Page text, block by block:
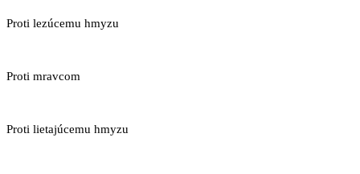
Proti lezúcemu hmyzu
Proti mravcom
Proti lietajúcemu hmyzu